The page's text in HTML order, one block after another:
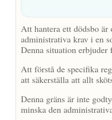
Att hantera ett dödsbo
administrativa krav i en
Denna situation erbjuder
Att förstå de specifika
att säkerställa att allt
Denna gräns är inte
minska den